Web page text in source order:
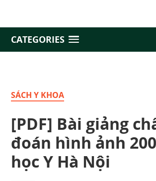
CATEGORIES
SÁCH Y KHOA
[PDF] Bài giảng
đoán hình ảnh
học Y Hà Nội